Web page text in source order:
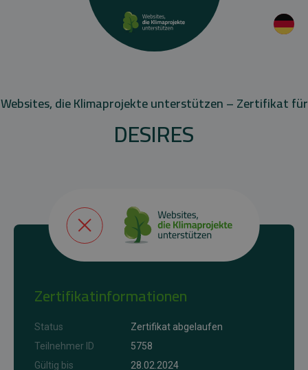
Websites, die Klimaprojekte unterstützen – Zertifikat für
DESIRES
Zertifikatinformationen
Status
Zertifikat abgelaufen
Teilnehmer ID
5758
Gültig bis
28.02.2024